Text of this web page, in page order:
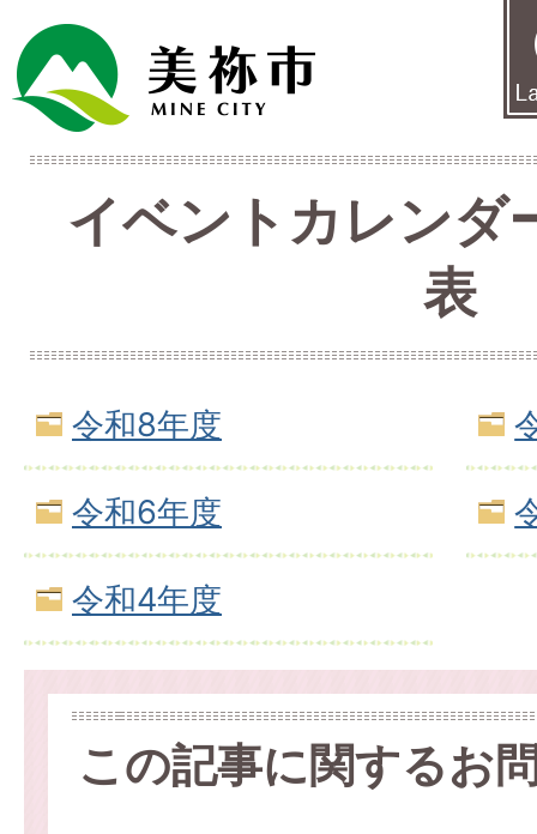
イベントカレンダ
表
令和8年度
令和6年度
令和4年度
この記事に関するお